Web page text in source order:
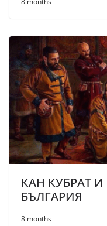
КАН КУБРАТ
БЪЛГАРИЯ
8 months